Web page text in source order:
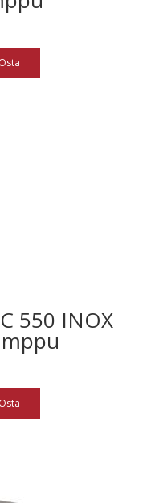
Osta
550 INOX
Osta